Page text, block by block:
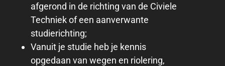
afgerond in de richting van de Civiele
Techniek of een aanverwante
studierichting;
Vanuit je studie heb je kennis
opgedaan van wegen en riolering,